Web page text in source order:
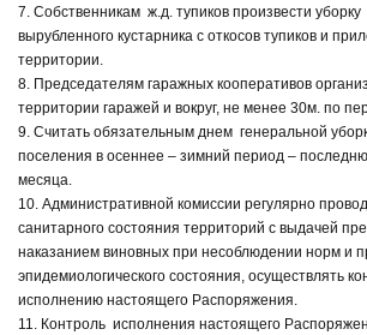
7. Собственникам ж.д. тупиков произвести
вырубленного кустарника с откосов тупиков и
территории.
8. Председателям гаражных кооперативов
территории гаражей и вокруг, не менее 30м. по
9. Считать обязательным днем генеральной
поселения в осеннее – зимний период –
месяца.
10. Административной комиссии регулярно
санитарного состояния территорий с выдачей
наказанием виновных при несоблюдении норм и
эпидемиологического состояния, осуществлять
исполнению настоящего Распоряжения.
11. Контроль исполнения настоящего